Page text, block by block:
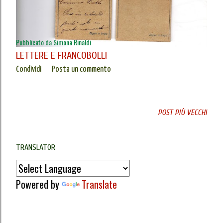
Pubblicato daSimona Rinaldi
LETTERE E FRANCOBOLLI
Condividi Posta un commento
POST PIÙ VECCHI
TRANSLATOR
Powered by Translate